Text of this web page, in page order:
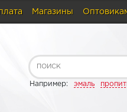
Магазины
Например: эмаль